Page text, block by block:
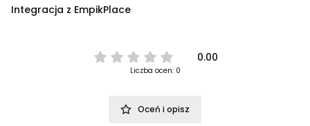
Integracja z EmpikPlace
0.00
Liczba ocen: 0
Oceń i opisz